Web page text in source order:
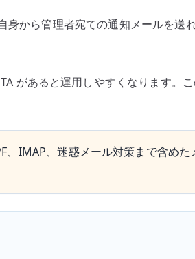
から管理者宛ての通知メールを送
があると運用しやすくなります。
IMAP、迷惑メール対策まで含め